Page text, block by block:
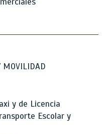
MOVILIDAD
y de Licencia
Escolar y